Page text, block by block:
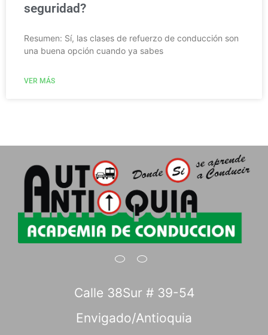
seguridad?
Resumen: Sí, las clases de refuerzo de conducción son
una buena opción cuando ya sabes
VER MÁS
Calle 38Sur # 39-54
Envigado/Antioquia